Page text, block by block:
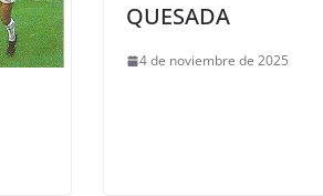
QUESADA
4 de noviembre de 2025